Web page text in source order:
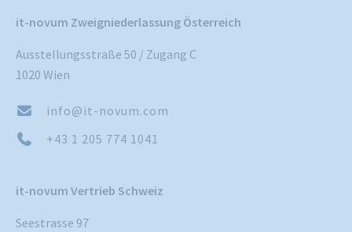
it-novum Zweigniederlassung Österreich
Ausstellungsstraße 50 / Zugang C
1020 Wien
info@it-novum.com
+43 1 205 774 1041
it-novum Vertrieb Schweiz
Seestrasse 97